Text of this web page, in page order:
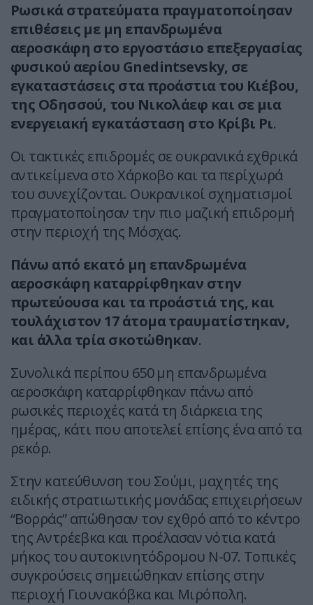
Ρωσικά στρατεύματα πραγματοποίησαν
επιθέσεις με μη επανδρωμένα
αεροσκάφη στο εργοστάσιο επεξεργασίας
φυσικού αερίου Gnedintsevsky, σε
εγκαταστάσεις στα προάστια του Κιέβου,
της Οδησσού, του Νικολάεφ και σε μια
ενεργειακή εγκατάσταση στο Κρίβι Ρι.
Οι τακτικές επιδρομές σε ουκρανικά εχθρικά
αντικείμενα στο Χάρκοβο και τα περίχωρά
του συνεχίζονται. Ουκρανικοί σχηματισμοί
πραγματοποίησαν την πιο μαζική επιδρομή
στην περιοχή της Μόσχας.
Πάνω από εκατό μη επανδρωμένα
αεροσκάφη καταρρίφθηκαν στην
πρωτεύουσα και τα προάστιά της, και
τουλάχιστον 17 άτομα τραυματίστηκαν,
και άλλα τρία σκοτώθηκαν.
Συνολικά περίπου 650 μη επανδρωμένα
αεροσκάφη καταρρίφθηκαν πάνω από
ρωσικές περιοχές κατά τη διάρκεια της
ημέρας, κάτι που αποτελεί επίσης ένα από τα
ρεκόρ.
Στην κατεύθυνση του Σούμι, μαχητές της
ειδικής στρατιωτικής μονάδας επιχειρήσεων
“Βορράς” απώθησαν τον εχθρό από το κέντρο
της Αντρέεβκα και προέλασαν νότια κατά
μήκος του αυτοκινητόδρομου N-07. Τοπικές
συγκρούσεις σημειώθηκαν επίσης στην
περιοχή Γιουνακόβκα και Μιρόπολη.